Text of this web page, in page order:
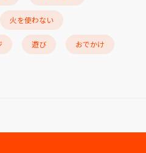
火を使わない
遊び おでかけ